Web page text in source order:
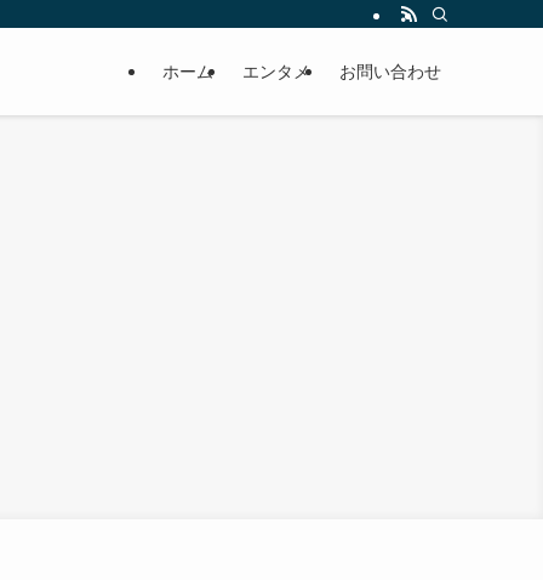
ホーム エンタメ お問い合わせ